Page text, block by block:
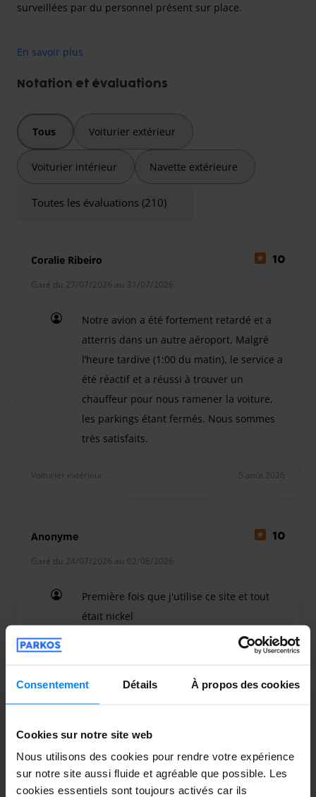
Consentement Détails À propos des cookies
Cookies sur notre site web
Nous utilisons des cookies pour rendre votre expérience
sur notre site aussi fluide et agréable que possible. Les
cookies essentiels sont toujours activés car ils
surveillées par du personnel présent sur place.
pendant votre absence.
Supplément de nuit de 10 € pour les arrivées ou départs
entre21:00 et 07:00.
Supplément de 10 € pour les arrivées ou départs les
dimanches et jours fériés
de hauteur) :5 € par jour.
voiturier. Au-delà de 30 minutes, la récupération du
véhicule sera reprogrammée sous réserve de disponibilité.
pourra être annulée sans remboursement.
- Service de véhicule : Nettoyage intérieur/exterieur
nettoyage sièges: 80€ Recharge électrique 50€
En savoir plus
Notation et évaluations
Tous Voiturier extérieur
Voiturier intérieur Navette extérieure
Toutes les évaluations (210)
Coralie Ribeiro 10
Garé du 27/07/2026 au 31/07/2026
Notre avion a été fortement retardé et a
atterris dans un autre aéroport. Malgré
l’heure tardive (1:00 du matin), le service a
été réactif et a réussi à trouver un
chauffeur pour nous ramener la voiture,
les parkings étant fermés. Nous sommes
très satisfaits.
Voiturier extérieur 5 août 2026
Anonyme 10
Garé du 24/07/2026 au 02/08/2026
Première fois que j'utilise ce site et tout
était nickel
Première fois que j'utilise ce site et tout était
Voiturier extérieur 4 août 2026
Flereau Mike LUMENE 10
Garé du 11/07/2026 au 01/08/2026